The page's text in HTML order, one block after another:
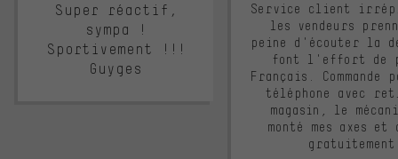
Super réactif,
sympa !
Sportivement !!!
Guyges
Service client
les vendeurs
peine d'écouter la
font l'effort de
Français. Commande
téléphone avec
magasin, le
monté mes axes et